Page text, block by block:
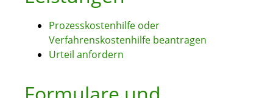
Prozesskostenhilfe oder
Verfahrenskostenhilfe beantragen
Urteil anfordern